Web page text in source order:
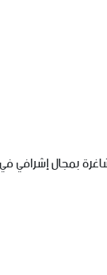
بمجال إشرافي